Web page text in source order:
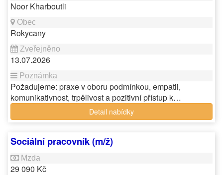
Noor Kharboutli
Rokycany
13.07.2026
Požadujeme: praxe v oboru podmínkou, empatii,
komunikativnost, trpělivost a pozitivní přístup k…
Detail nabídky
Sociální pracovník (m/ž)
29 090 Kč